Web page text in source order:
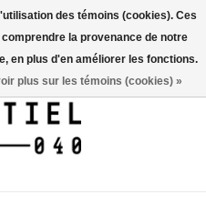
des témoins (cookies). Ces
la provenance de notre
en plus d'en améliorer les fonctions.
plus sur les témoins (cookies) »